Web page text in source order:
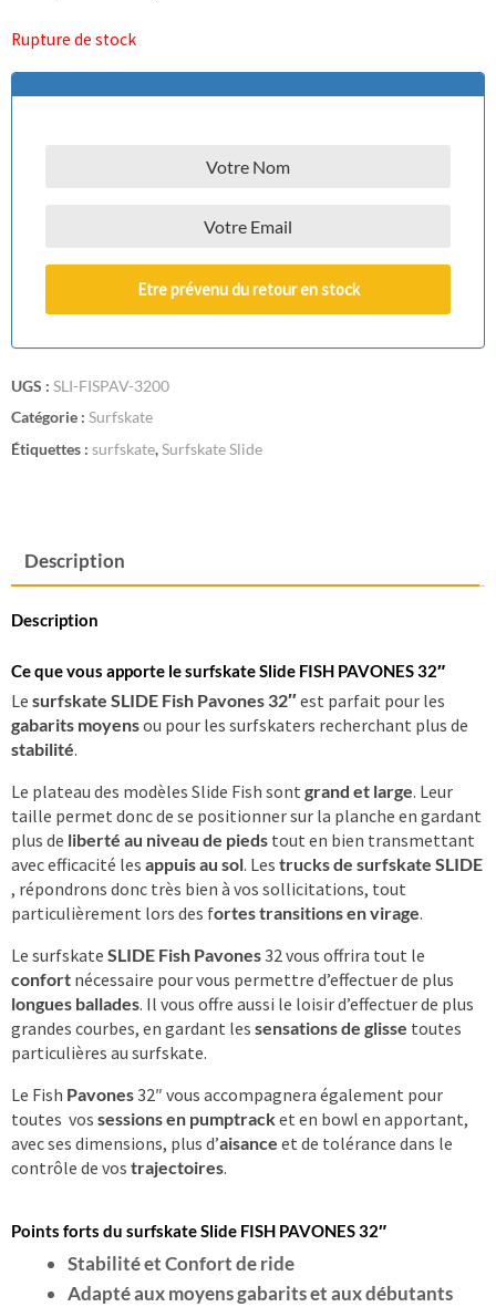
Rupture de stock
UGS : SLI-FISPAV-3200
Catégorie : Surfskate
Étiquettes : surfskate,Surfskate Slide
Description
Description
Ce que vous apporte le surfskate Slide FISH PAVONES 32″
Le surfskate SLIDE Fish Pavones 32″est parfait pour les
gabarits moyensou pour les surfskaters recherchant plus de
stabilité.
Le plateau des modèles Slide Fish sont grand et large. Leur
taille permet donc de se positionner sur la planche en gardant
plus de liberté au niveau de pieds tout en bien transmettant
avec efficacité les appuis au sol. Les trucks de surfskate SLIDE
, répondrons donc très bien à vos sollicitations, tout
particulièrement lors des fortes transitions en virage.
Le surfskate SLIDE Fish Pavones32 vous offrira tout le
confort nécessaire pour vous permettre d’effectuer de plus
longues ballades. Il vous offre aussi le loisir d’effectuer de plus
grandes courbes, en gardant les sensations de glisse toutes
particulières au surfskate.
Le Fish Pavones32″ vous accompagnera également pour
toutes vos sessions en pumptracket en bowl en apportant,
avec ses dimensions, plus d’aisance et de tolérance dans le
contrôle de vos trajectoires.
Points forts du surfskate Slide FISH PAVONES 32″
Stabilité etConfort de ride
Adapté aux moyens gabarits et aux débutants